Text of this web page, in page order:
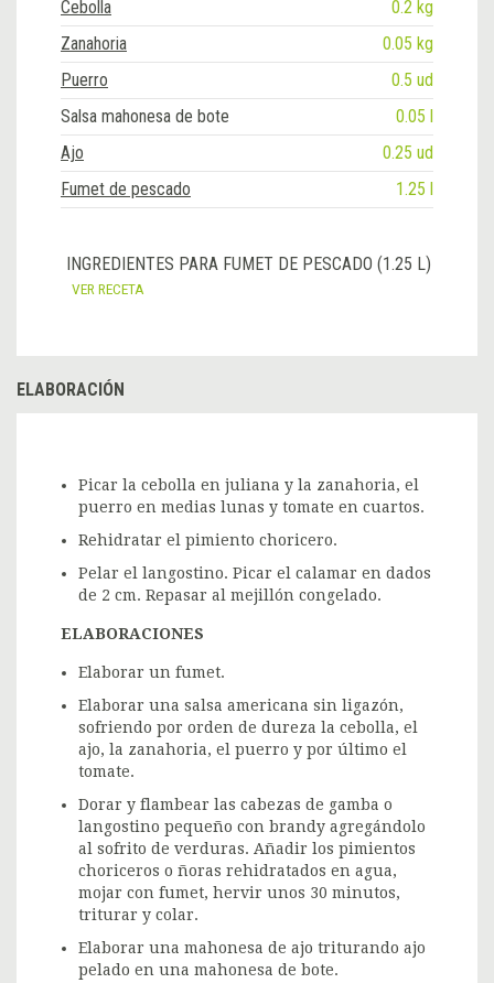
Cebolla
0.2 kg
Zanahoria
0.05 kg
Puerro
0.5 ud
Salsa mahonesa de bote
0.05 l
Ajo
0.25 ud
Fumet de pescado
1.25 l
INGREDIENTES PARA FUMET DE PESCADO (1.25 L)
VER RECETA
ELABORACIÓN
Picar la cebolla en juliana y la zanahoria, el
puerro en medias lunas y tomate en cuartos.
Rehidratar el pimiento choricero.
Pelar el langostino. Picar el calamar en dados
de 2 cm. Repasar al mejillón congelado.
ELABORACIONES
Elaborar un fumet.
Elaborar una salsa americana sin ligazón,
sofriendo por orden de dureza la cebolla, el
ajo, la zanahoria, el puerro y por último el
tomate.
Dorar y flambear las cabezas de gamba o
langostino pequeño con brandy agregándolo
al sofrito de verduras. Añadir los pimientos
choriceros o ñoras rehidratados en agua,
mojar con fumet, hervir unos 30 minutos,
triturar y colar.
Elaborar una mahonesa de ajo triturando ajo
pelado en una mahonesa de bote.